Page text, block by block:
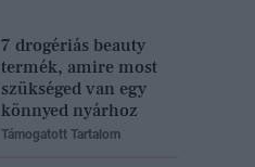
7 drogériás beauty
termék, amire most
szükséged van egy
könnyed nyárhoz
Támogatott Tartalom